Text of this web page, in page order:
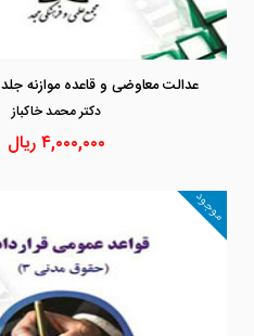
عدالت معاوضی و قاعده موازنه جلد 3 «آثار قاعده»
دكتر محمد خاكباز
۴,۰۰۰,۰۰۰ریال
موجود